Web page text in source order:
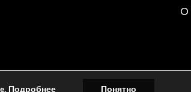
О
Подробнее Понятно